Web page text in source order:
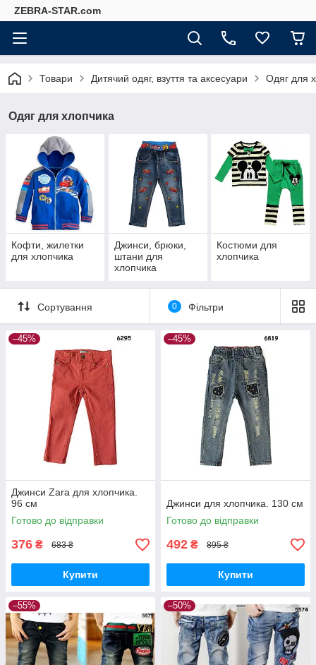
ZEBRA-STAR.com
Товари Дитячий одяг, взуття та аксесуари Одяг для
Одяг для хлопчика
Кофти, жилетки
для хлопчика
Джинси, брюки,
штани для
хлопчика
Костюми для
хлопчика
Сортування 0 Фільтри
–45%
Джинси Zara для хлопчика.
96 см
Готово до відправки
376 ₴ 683 ₴
Купити
–45%
Джинси для хлопчика. 130 см
Готово до відправки
492 ₴ 895 ₴
Купити
–55% –50%